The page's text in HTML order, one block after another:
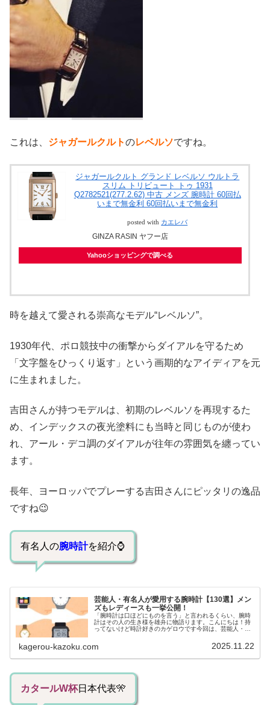
これは、 ジャガールクルトのレベルソですね。
ジャガールクルト グランド レベルソ ウルトラ
スリム トリビュート トゥ 1931
Q2782521(277.2.62) 中古 メンズ 腕時計 60回払
いまで無金利 60回払いまで無金利
posted with カエレバ
GINZA RASIN ヤフー店
Yahooショッピングで調べる
時を越えて愛される崇高なモデル“レベルソ”。
1930年代、ポロ競技中の衝撃からダイアルを守るため
「文字盤をひっくり返す」という画期的なアイディアを元
に生まれました。
吉田さんが持つモデルは、初期のレベルソを再現するた
め、インデックスの夜光塗料にも当時と同じものが使わ
れ、アール・デコ調のダイアルが往年の雰囲気を纏ってい
ます。
長年、ヨーロッパでプレーする吉田さんにピッタリの逸品
ですね😉
有名人の腕時計を紹介⌚
芸能人・有名人が愛用する腕時計【130選】メン
ズもレディースも一挙公開！
「腕時計は口ほどにものを言う」と言われるくらい、腕時
計はその人の生き様を雄弁に物語ります。こんにちは！持
ってないけど時計好きのカゲロウです今回は、芸能人・有
kagerou-kazoku.com 2025.11.22
カタールW杯日本代表🎌